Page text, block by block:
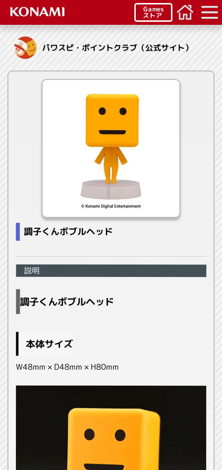
Games
ストア
パワスピ・ポイントクラブ（公式サイト）
調子くんボブルヘッド
説明
調子くんボブルヘッド
本体サイズ
W48mm × D48mm × H80mm